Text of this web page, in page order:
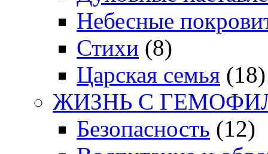
Небесные
Стихи (8)
Царская семья (18)
ЖИЗНЬ С
Безопасность (12)